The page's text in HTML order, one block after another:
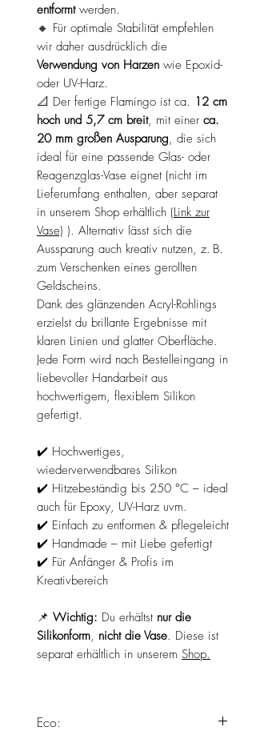
entformtwerden.
🔸 Für optimale Stabilität empfehlen
wir daher ausdrücklich die
Verwendung von Harzen wie Epoxid-
oder UV-Harz.
📐 Der fertige Flamingo ist ca. 12 cm
hoch und 5,7 cm breit, mit einer ca.
20 mm großen Ausparung, die sich
ideal für eine passende Glas- oder
Reagenzglas-Vase eignet (nicht im
Lieferumfang enthalten, aber separat
in unserem Shop erhältlich (Link zur
Vase) ). Alternativ lässt sich die
Aussparung auch kreativ nutzen, z. B.
zum Verschenken eines gerollten
Geldscheins.
Dank des glänzenden Acryl-Rohlings
erzielst du brillante Ergebnisse mit
klaren Linien und glatter Oberfläche.
Jede Form wird nach Bestelleingang in
liebevoller Handarbeit aus
hochwertigem, flexiblem Silikon
gefertigt.
✔️ Hochwertiges,
wiederverwendbares Silikon
✔️ Hitzebeständig bis 250 °C – ideal
auch für Epoxy, UV-Harz uvm.
✔️ Einfach zu entformen & pflegeleicht
✔️ Handmade – mit Liebe gefertigt
✔️ Für Anfänger & Profis im
Kreativbereich
📌 Wichtig: Du erhältst nur die
Silikonform, nicht die Vase. Diese ist
separat erhältlich in unserem Shop.
Eco: